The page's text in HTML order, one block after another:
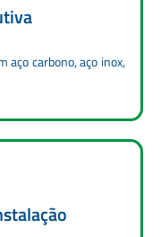
aço carbono, aço inox,